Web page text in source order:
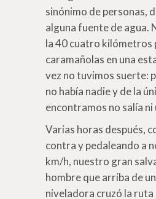
sinónimo de personas,
alguna fuente de agua.
la 40 cuatro kilómetros
caramañolas en una
vez no tuvimos suerte:
no había nadie y de la
encontramos no salía ni
Varias horas después,
contra y pedaleando a
km/h, nuestro gran
hombre que arriba de
niveladora cruzó la ruta